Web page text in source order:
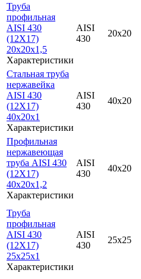
Труба
профильная
AISI 430
(12Х17)
20x20x1,5
Характеристики
AISI
430
20x20
Стальная труба
нержавейка
AISI 430
(12Х17)
40x20x1
Характеристики
AISI
430
40x20
Профильная
нержавеющая
труба AISI 430
(12Х17)
40x20x1,2
Характеристики
AISI
430
40x20
Труба
профильная
AISI 430
(12Х17)
25x25x1
Характеристики
AISI
430
25x25